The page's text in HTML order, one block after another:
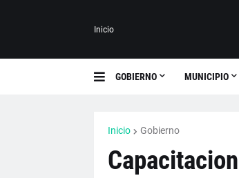
Inicio
GOBIERNO MUNICIPIO
Inicio Gobierno